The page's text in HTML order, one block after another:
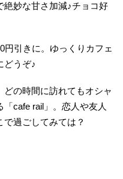
絶妙な甘さ加減♪チョコ好
円引きに。ゆっくりカフェ
どうぞ♪
の時間に訪れてもオシャ
cafe rail」。恋人や友人
過ごしてみては？